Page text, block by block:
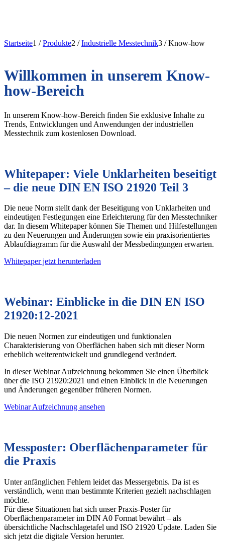
Startseite1 / Produkte2 / Industrielle Messtechnik3 / Know-how
Willkommen in unserem Know-
how-Bereich
In unserem Know-how-Bereich finden Sie exklusive Inhalte zu
Trends, Entwicklungen und Anwendungen der industriellen
Messtechnik zum kostenlosen Download.
Whitepaper: Viele Unklarheiten beseitigt
– die neue DIN EN ISO 21920 Teil 3
Die neue Norm stellt dank der Beseitigung von Unklarheiten und
eindeutigen Festlegungen eine Erleichterung für den Messtechniker
dar. In diesem Whitepaper können Sie Themen und Hilfestellungen
zu den Neuerungen und Änderungen sowie ein praxisorientiertes
Ablaufdiagramm für die Auswahl der Messbedingungen erwarten.
Whitepaper jetzt herunterladen
Webinar: Einblicke in die DIN EN ISO
21920:12-2021
Die neuen Normen zur eindeutigen und funktionalen
Charakterisierung von Oberflächen haben sich mit dieser Norm
erheblich weiterentwickelt und grundlegend verändert.
In dieser Webinar Aufzeichnung bekommen Sie einen Überblick
über die ISO 21920:2021 und einen Einblick in die Neuerungen
und Änderungen gegenüber früheren Normen.
Webinar Aufzeichnung ansehen
Messposter: Oberflächenparameter für
die Praxis
Unter anfänglichen Fehlern leidet das Messergebnis. Da ist es
verständlich, wenn man bestimmte Kriterien gezielt nachschlagen
möchte.
Für diese Situationen hat sich unser Praxis-Poster für
Oberflächenparameter im DIN A0 Format bewährt – als
übersichtliche Nachschlagetafel und ISO 21920 Update. Laden Sie
sich jetzt die digitale Version herunter.